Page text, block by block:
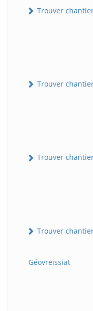
Trouver
Trouver
Trouver
Trouver
Géovreissiat